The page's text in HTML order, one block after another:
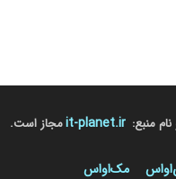
منبع: it-planet.irمجاز است.
مک‌او‌اس